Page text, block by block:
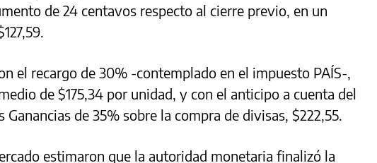
de 24 centavos respecto al cierre previo, en un
el recargo de 30% -contemplado en el impuesto PAÍS-,
de $175,34 por unidad, y con el anticipo a cuenta del
Ganancias de 35% sobre la compra de divisas, $222,55.
estimaron que la autoridad monetaria finalizó la